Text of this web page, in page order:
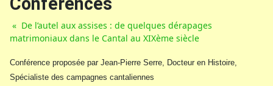
« De l’autel aux assises : de quelques dérapages
matrimoniaux dans le Cantal au XIXème siècle
Conférence proposée par Jean-Pierre Serre, Docteur en Histoire,
Spécialiste des campagnes cantaliennes